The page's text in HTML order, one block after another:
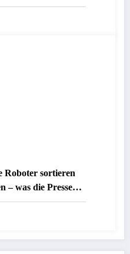
KI verrät
Roboter sortieren
– was die Presse